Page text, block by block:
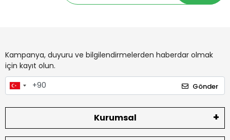
Kampanya, duyuru ve bilgilendirmelerden haberdar olmak
için kayıt olun.
Gönder
Kurumsal